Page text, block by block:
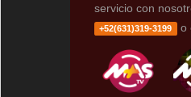
servicio con
+52(631)319-3199 o